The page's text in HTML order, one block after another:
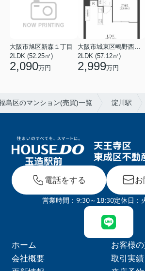
大阪市旭区新森１丁目
2LDK (52.25㎡)
2,090万円
大阪市城東区鴫野西２丁目
2LDK (57.12㎡)
2,999万円
島区のマンション(売買)一覧 淀川駅
電話をする
営業時間：9:30～18:30定休日：
ホーム
会社概要
お客様
取引実績